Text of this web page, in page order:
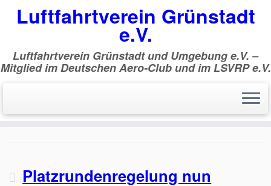
Zum
Inhalt
Luftfahrtverein Grünstadt
e.V.
Luftfahrtverein Grünstadt und Umgebung e.V. –
Mitglied im Deutschen Aero-Club und im LSVRP e.V.
Jahresarchiv:2024
Platzrundenregelung nun